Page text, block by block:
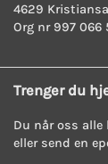
4629
Org nr 997 066
Trenger du
Du når oss alle
eller send en